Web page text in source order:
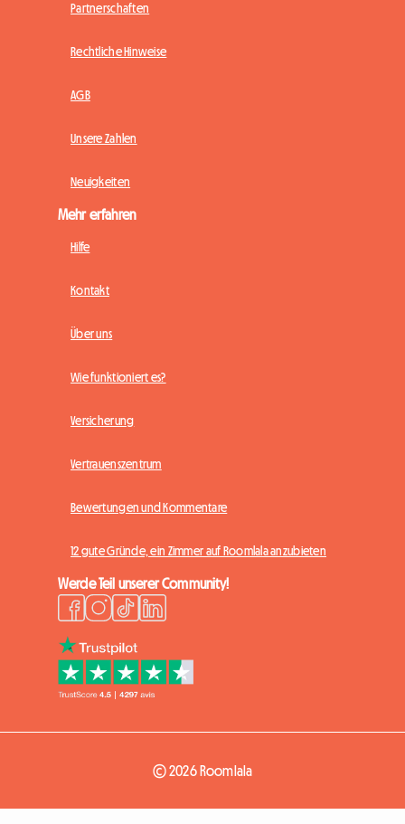
Partnerschaften
Rechtliche Hinweise
AGB
Unsere Zahlen
Neuigkeiten
Mehr erfahren
Hilfe
Kontakt
Über uns
Wie funktioniert es?
Versicherung
Vertrauenszentrum
Bewertungen und Kommentare
12 gute Gründe, ein Zimmer auf Roomlala anzubieten
Werde Teil unserer Community!
© 2026 Roomlala